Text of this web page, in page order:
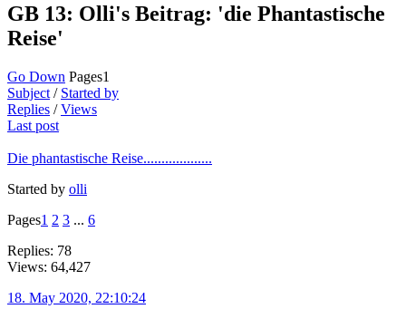
GB 13: Olli's Beitrag: 'die Phantastische
Reise'
Go Down Pages1
Subject / Started by
Replies /Views
Last post
Die phantastische Reise...................
Started by olli
Pages1 2 3 ... 6
Replies: 78
Views: 64,427
18. May 2020, 22:10:24